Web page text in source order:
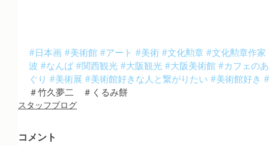
#日本画 #美術館 #アート #美術 #文化勲章 #文化勲章作家
波 #なんば #関西観光 #大阪観光 #大阪美術館 #カフェの
ぐり #美術展 #美術館好きな人と繋がりたい #美術館好き
＃竹久夢二　＃くるみ餅
スタッフブログ
コメント